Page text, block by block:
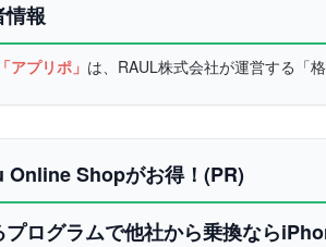
情報
「アプリポ」 は、RAUL株式会社が運営する「
Online Shopがお得！(PR)
プログラムで他社から乗換なら